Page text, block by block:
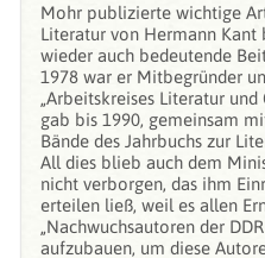
Mohr publizierte wichtige
Literatur von Hermann
wieder auch bedeutende
1978 war er Mitbegründer
„Arbeitskreises Literatur
gab bis 1990, gemeinsam
Bände des Jahrbuchs zur
All dies blieb auch dem
nicht verborgen, das ihm
erteilen ließ, weil es allen
„Nachwuchsautoren der
aufzubauen, um diese